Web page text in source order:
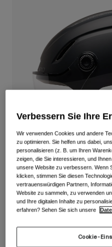
Rennrad Schuhe
Mountainbike Schuhe
Alle anzeigen
Bekleidung
Rennrad Bekleidung
Mountainbike Bekleidung
Alle anzeigen
Schutzbrillen
Mit austauschbaren Gläsern
Damen
Ersatzgläser
Alle anzeigen
Kinder
Helme
Evoke Mips LED-Helm
Artikelnr.39571
179,99 €
Verbessern Sie Ihre
Wir verwenden Cookies und andere
zu optimieren. Sie helfen uns dabei,
personalisieren (z. B. um Ihren
zeigen, die Sie interessieren, und
unsere Website zu verbessern. Wenn
klicken, stimmen Sie diesen
vertrauenswürdigen Partnern,
Website zu sammeln, zu verwenden
und Ihre digitalen Inhalte zu
erfahren? Sehen Sie sich unsere
Cookie-